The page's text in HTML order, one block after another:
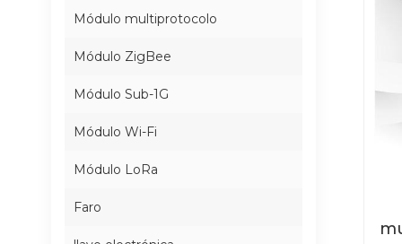
Módulo multiprotocolo
Módulo ZigBee
Módulo Sub-1G
Módulo Wi-Fi
Módulo LoRa
Faro